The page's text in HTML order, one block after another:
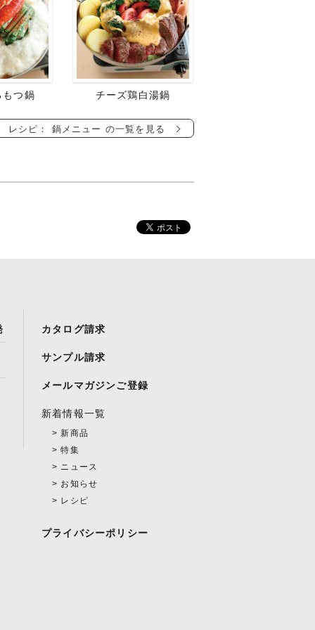
もつ鍋 チーズ鶏白湯鍋
レシピ： 鍋メニュー の一覧を見る
カタログ請求
サンプル請求
メールマガジンご登録
新着情報一覧
新商品
特集
ニュース
お知らせ
レシピ
プライバシーポリシー